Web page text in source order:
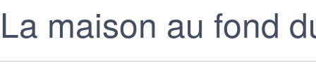
La maison au fond